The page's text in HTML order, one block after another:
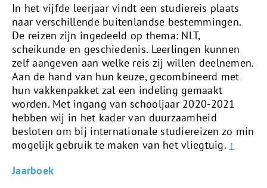
In het vijfde leerjaar vindt een studiereis plaats
naar verschillende buitenlandse bestemmingen.
De reizen zijn ingedeeld op thema: NLT,
scheikunde en geschiedenis. Leerlingen kunnen
zelf aangeven aan welke reis zij willen deelnemen.
Aan de hand van hun keuze, gecombineerd met
hun vakkenpakket zal een indeling gemaakt
worden. Met ingang van schooljaar 2020-2021
hebben wij in het kader van duurzaamheid
besloten om bij internationale studiereizen zo min
mogelijk gebruik te maken van het vliegtuig. ↑
Jaarboek